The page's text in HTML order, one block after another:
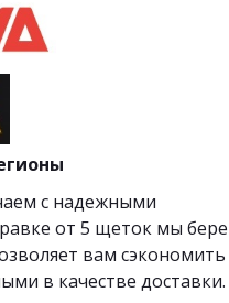
с надежными
от 5 щеток мы
вам сэкономить
в качестве доставки.